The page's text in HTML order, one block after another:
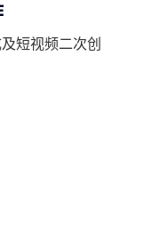
短视频二次创